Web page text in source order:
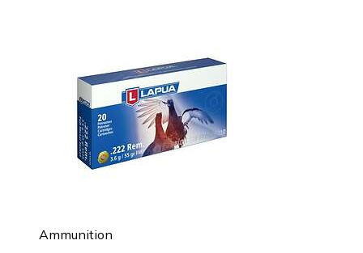
Ammunition